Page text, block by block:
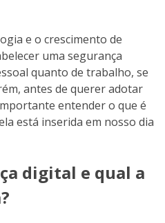
e o crescimento de
uma segurança
quanto de trabalho, se
antes de querer adotar
entender o que é
está inserida em nosso dia
digital e qual a